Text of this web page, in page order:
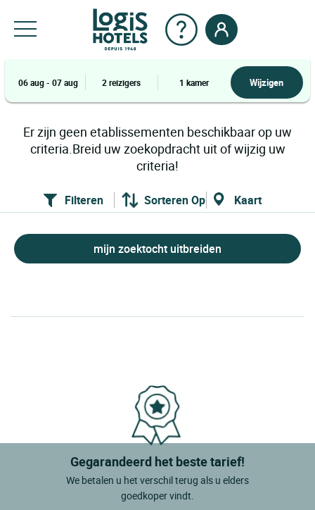
06 aug - 07 aug 2 reizigers 1 kamer Wijzigen
Er zijn geen etablissementen beschikbaar op uw
criteria.Breid uw zoekopdracht uit of wijzig uw
criteria!
Kaart
Filteren Sorteren Op
mijn zoektocht uitbreiden
Gegarandeerd het beste tarief!
We betalen u het verschil terug als u elders
goedkoper vindt.